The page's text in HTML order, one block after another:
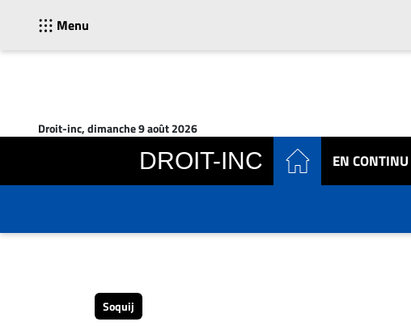
Menu
Droit-inc, dimanche 9 août 2026
DROIT-INC EN CONTINU
En
Nominations
Conseillers
Soquij